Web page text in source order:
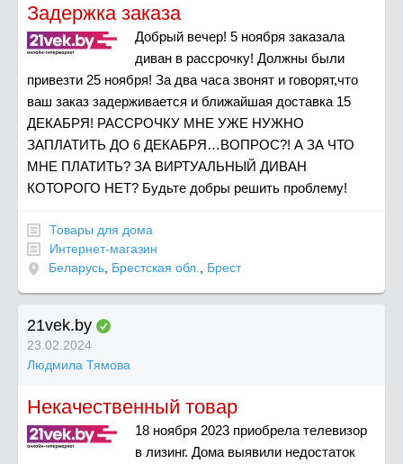
Задержка заказа
Добрый вечер! 5 ноября заказала
диван в рассрочку! Должны были
привезти 25 ноября! За два часа звонят и говорят,что
ваш заказ задерживается и ближайшая доставка 15
ДЕКАБРЯ! РАССРОЧКУ МНЕ УЖЕ НУЖНО
ЗАПЛАТИТЬ ДО 6 ДЕКАБРЯ…ВОПРОС?! А ЗА ЧТО
МНЕ ПЛАТИТЬ? ЗА ВИРТУАЛЬНЫЙ ДИВАН
КОТОРОГО НЕТ? Будьте добры решить проблему!
Товары для дома
Интернет-магазин
Беларусь, Брестская обл., Брест
21vek.by
23.02.2024
Людмила Тямова
Некачественный товар
18 ноября 2023 приобрела телевизор
в лизинг. Дома выявили недостаток